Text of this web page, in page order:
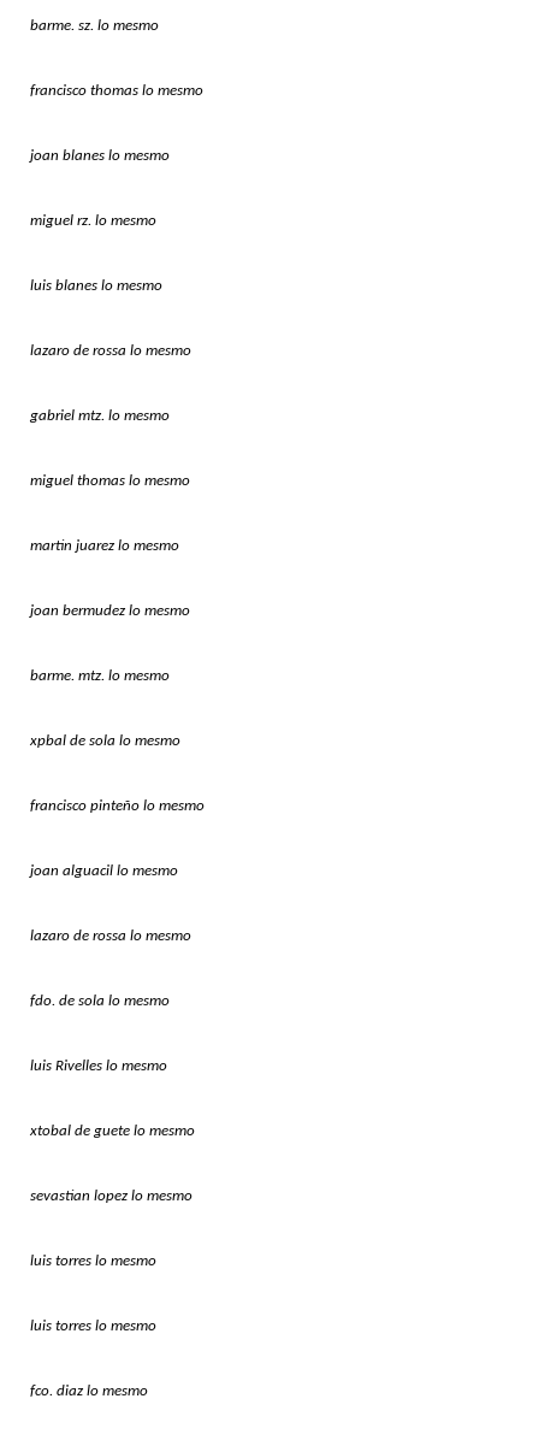
barme. sz. lo mesmo
francisco thomas lo mesmo
joan blanes lo mesmo
miguel rz. lo mesmo
luis blanes lo mesmo
lazaro de rossa lo mesmo
gabriel mtz. lo mesmo
miguel thomas lo mesmo
martin juarez lo mesmo
joan bermudez lo mesmo
barme. mtz. lo mesmo
xpbal de sola lo mesmo
francisco pinteño lo mesmo
joan alguacil lo mesmo
lazaro de rossa lo mesmo
fdo. de sola lo mesmo
luis Rivelles lo mesmo
xtobal de guete lo mesmo
sevastian lopez lo mesmo
luis torres lo mesmo
luis torres lo mesmo
fco. diaz lo mesmo